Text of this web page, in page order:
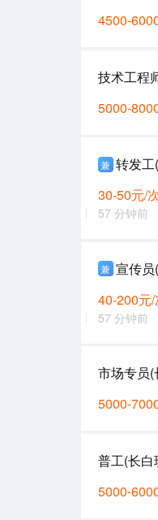
4500-
技术工程
5000-
兼 转发
30-50元/
57 分钟前
兼 宣传
40-200元/
57 分钟前
市场专员
5000-
普工(长白
5000-